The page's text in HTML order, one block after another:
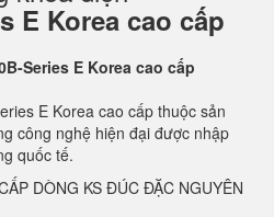
E Korea cao cấp
E Korea cao cấp thuộc sản
công nghệ hiện đại được nhập
quốc tế.
DÒNG KS ĐÚC ĐẶC NGUYÊN